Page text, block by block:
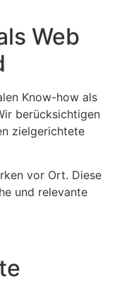
Web
Know-how als
berücksichtigen
zielgerichtete
vor Ort. Diese
und relevante